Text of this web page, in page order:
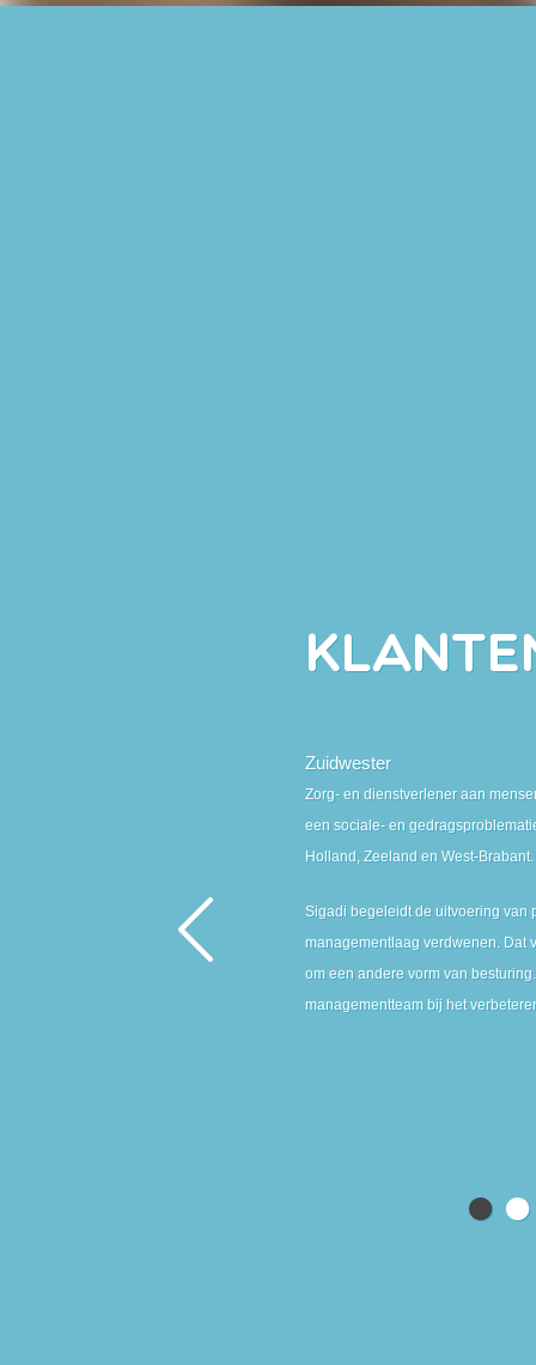
Zuidwester
Zorg- en dienstverlener aan
een sociale- en
Holland, Zeeland en West-Brabant.
Sigadi begeleidt de uitvoering van
managementlaag verdwenen. Dat
om een andere vorm van
managementteam bij het
● ●